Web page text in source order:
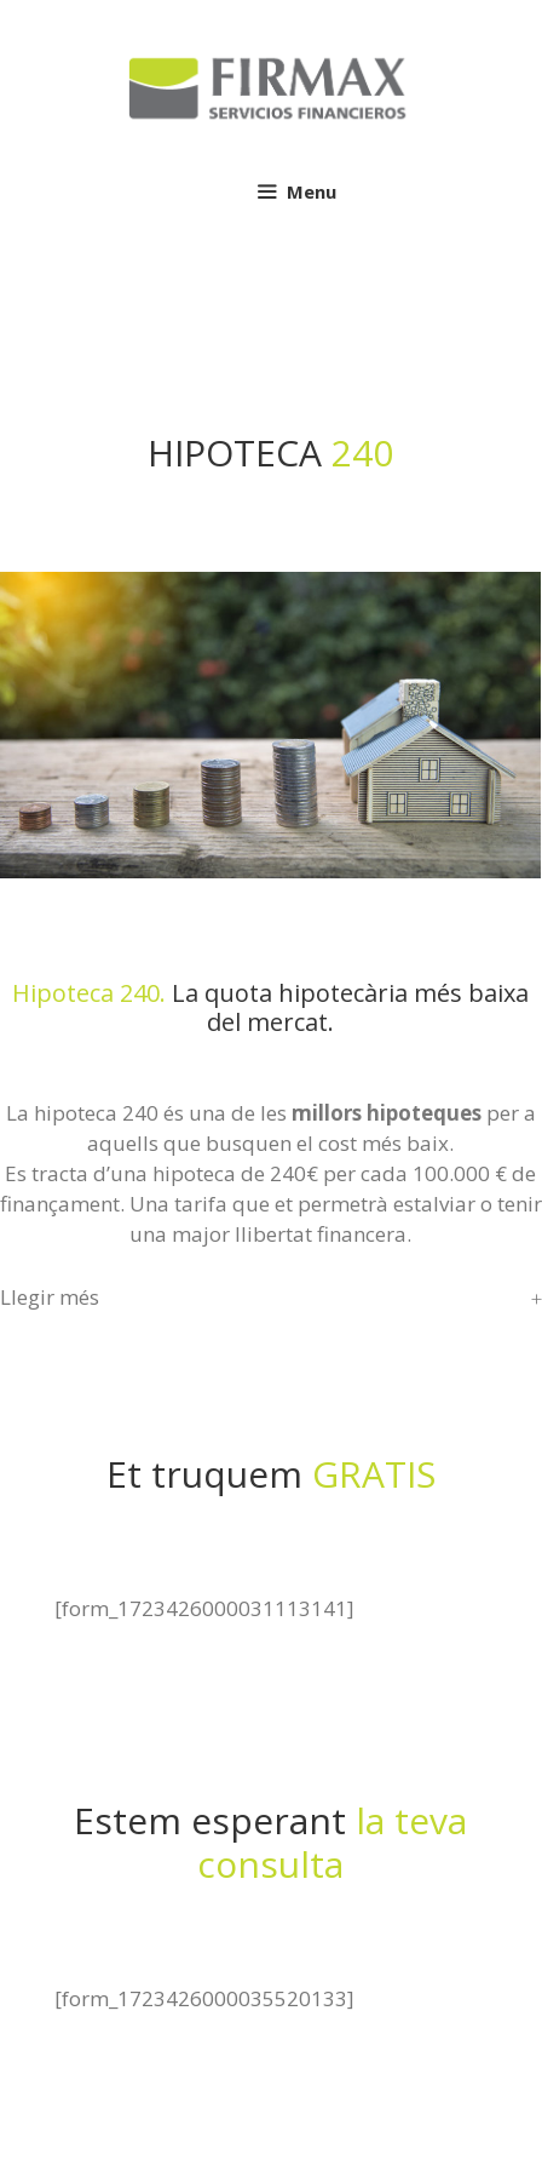
Menu
HIPOTECA 240
Hipoteca 240. La quota hipotecària més baixa
del mercat.
La hipoteca 240 és una de les millors hipotequesper a
aquells que busquen el cost més baix.
Es tracta d’una hipoteca de 240€ per cada 100.000 € de
finançament. Una tarifa que et permetrà estalviar o tenir
una major llibertat financera.
Llegir més
Et truquem GRATIS
[form_1723426000031113141]
Estem esperant la teva
consulta
[form_1723426000035520133]